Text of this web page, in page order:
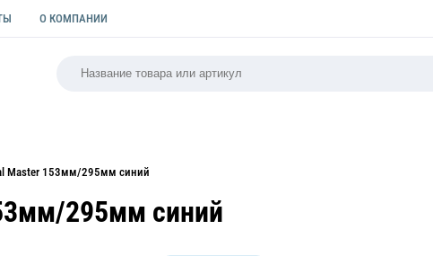
О КОМПАНИИ
Master 153мм/295мм синий
295мм синий